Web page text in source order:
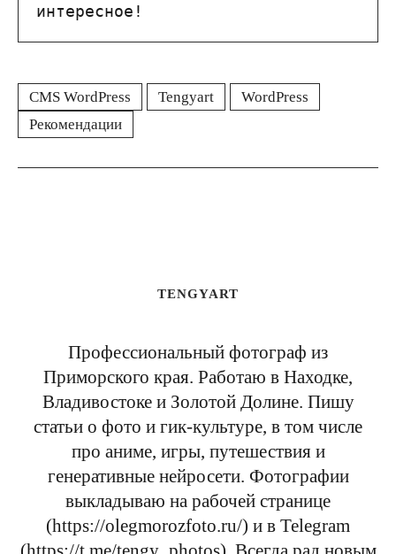
интересное!
CMS WordPress Tengyart
WordPress
Рекомендации
TENGYART
Профессиональный фотограф из
Приморского края. Работаю в Находке,
Владивостоке и Золотой Долине. Пишу
статьи о фото и гик-культуре, в том числе
про аниме, игры, путешествия и
генеративные нейросети. Фотографии
выкладываю на рабочей странице
(https://olegmorozfoto.ru/) и в Telegram